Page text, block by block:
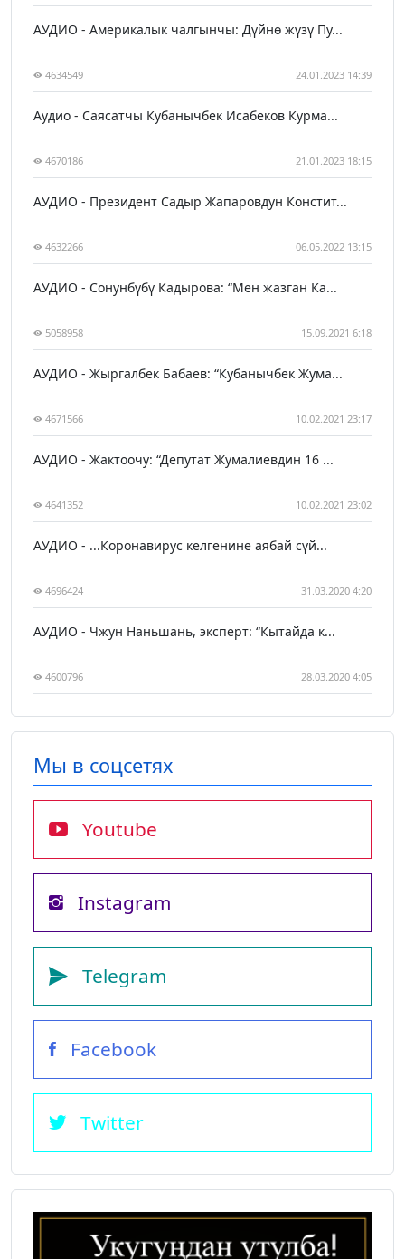
АУДИО - Америкалык чалгынчы: Дүйнө жүзү Пу...
4634549 24.01.2023 14:39
Аудио - Саясатчы Кубанычбек Исабеков Курма...
4670186 21.01.2023 18:15
АУДИО - Президент Садыр Жапаровдун Констит...
4632266 06.05.2022 13:15
АУДИО - Сонунбүбү Кадырова: “Мен жазган Ка...
5058958 15.09.2021 6:18
АУДИО - Жыргалбек Бабаев: “Кубанычбек Жума...
4671566 10.02.2021 23:17
АУДИО - Жактоочу: “Депутат Жумалиевдин 16 ...
4641352 10.02.2021 23:02
АУДИО - ...Коронавирус келгенине аябай сүй...
4696424 31.03.2020 4:20
АУДИО - Чжун Наньшань, эксперт: “Кытайда к...
4600796 28.03.2020 4:05
Мы в соцсетях
Youtube
Instagram
Telegram
Facebook
Twitter